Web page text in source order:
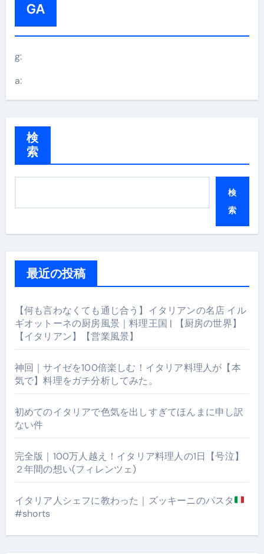
GA
g:
a:
検
索
検
索
最近の投稿
【何も言わなくても通じ合う】イタリアンの名店 イル
ギオットーネの厨房風景｜料理王国 | 【厨房の世界】
【イタリアン】【営業風景】
神回｜サイゼを100倍楽しむ！イタリア料理人が【本
気で】料理をガチ分析してみた。
初めてのイタリアで色気を出しすぎてほんまに申し訳
ない件
完全版｜100万人越え！イタリア料理人の1日【号泣】
２年間の想い(フィレンツェ)
イタリア人シェフに教わった｜ズッキーニのパスタ
#shorts